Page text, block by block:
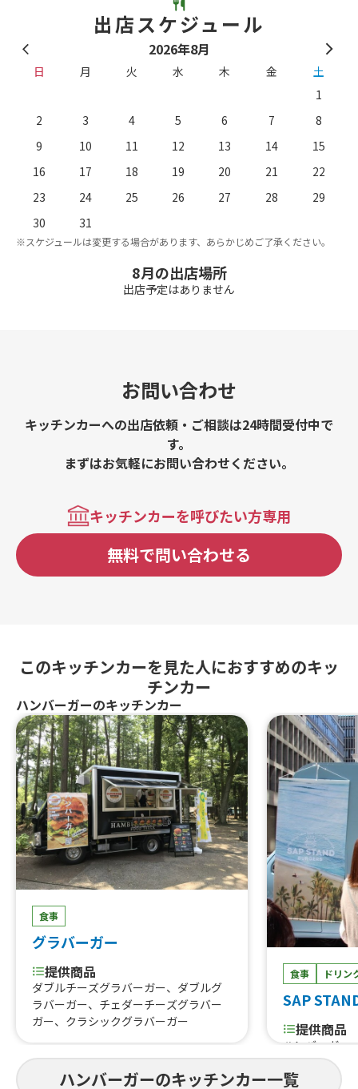
出店スケジュール
2026年8月
日 月 火 水 木 金
土
1
2
3 4 5 6 7
8
9
10 11 12 13 14
15
16
17 18 19 20 21
22
23
24 25 26 27 28
29
30
31
※スケジュールは変更する場合があります、あらかじめご了承ください。
8月の出店場所
出店予定はありません
お問い合わせ
キッチンカーへの出店依頼・ご相談は24時間受付中で
す。
まずはお気軽にお問い合わせください。
キッチンカーを呼びたい方専用
無料で問い合わせる
このキッチンカーを見た人におすすめのキッ
チンカー
ハンバーガーのキッチンカー
食事
グラバーガー
提供商品
ダブルチーズグラバーガー、ダブルグ
ラバーガー、チェダーチーズグラバー
ガー、クラシックグラバーガー
食事 ドリン
SAP
提供商品
ハンバーガー
ハンバーガーのキッチンカー一覧